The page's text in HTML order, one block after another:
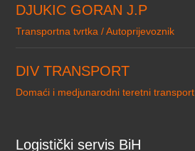
DJUKIC GORAN J.P
Transportna tvrtka / Autoprijevoznik
DIV TRANSPORT
Domaći i medjunarodni teretni transport
Logistički servis BiH